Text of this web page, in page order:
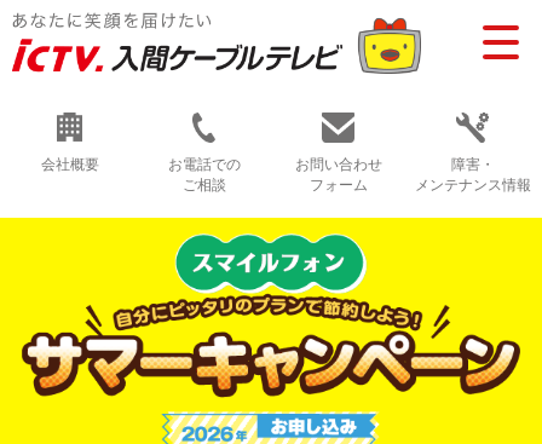
会社概要
お電話での
ご相談
お問い合わせ
フォーム
障害・
メンテナンス情報